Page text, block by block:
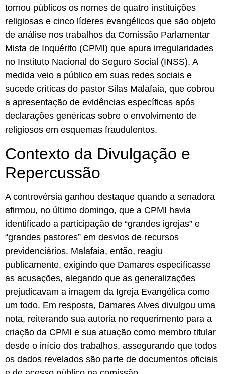
tornou públicos os nomes de quatro instituições
religiosas e cinco líderes evangélicos que são objeto
de análise nos trabalhos da Comissão Parlamentar
Mista de Inquérito (CPMI) que apura irregularidades
no Instituto Nacional do Seguro Social (INSS). A
medida veio a público em suas redes sociais e
sucede críticas do pastor Silas Malafaia, que cobrou
a apresentação de evidências específicas após
declarações genéricas sobre o envolvimento de
religiosos em esquemas fraudulentos.
Contexto da Divulgação e
Repercussão
A controvérsia ganhou destaque quando a senadora
afirmou, no último domingo, que a CPMI havia
identificado a participação de “grandes igrejas” e
“grandes pastores” em desvios de recursos
previdenciários. Malafaia, então, reagiu
publicamente, exigindo que Damares especificasse
as acusações, alegando que as generalizações
prejudicavam a imagem da Igreja Evangélica como
um todo. Em resposta, Damares Alves divulgou uma
nota, reiterando sua autoria no requerimento para a
criação da CPMI e sua atuação como membro titular
desde o início dos trabalhos, assegurando que todos
os dados revelados são parte de documentos oficiais